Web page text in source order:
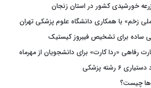
خورشیدی کشور در استان زنجان
ملی زخم» با همکاری دانشگاه علوم پزشکی تهران
ساده برای تشخیص فیبروز کیستیک
رفاهی «ردا کارت» برای دانشجویان از مهرماه
رشته پزشکی
چیست؟